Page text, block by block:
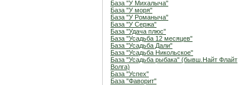
База "У Михалыча"
База "У моря"
База "У Романыча"
База "У Сержа"
База "Удача плюс"
База "Усадьба 12 месяцев"
База "Усадьба Дали"
База "Усадьба Никольское"
База "Усадьба рыбака" (бывш.Найт Флайт
Волга)
База "Успех"
База "Фаворит"